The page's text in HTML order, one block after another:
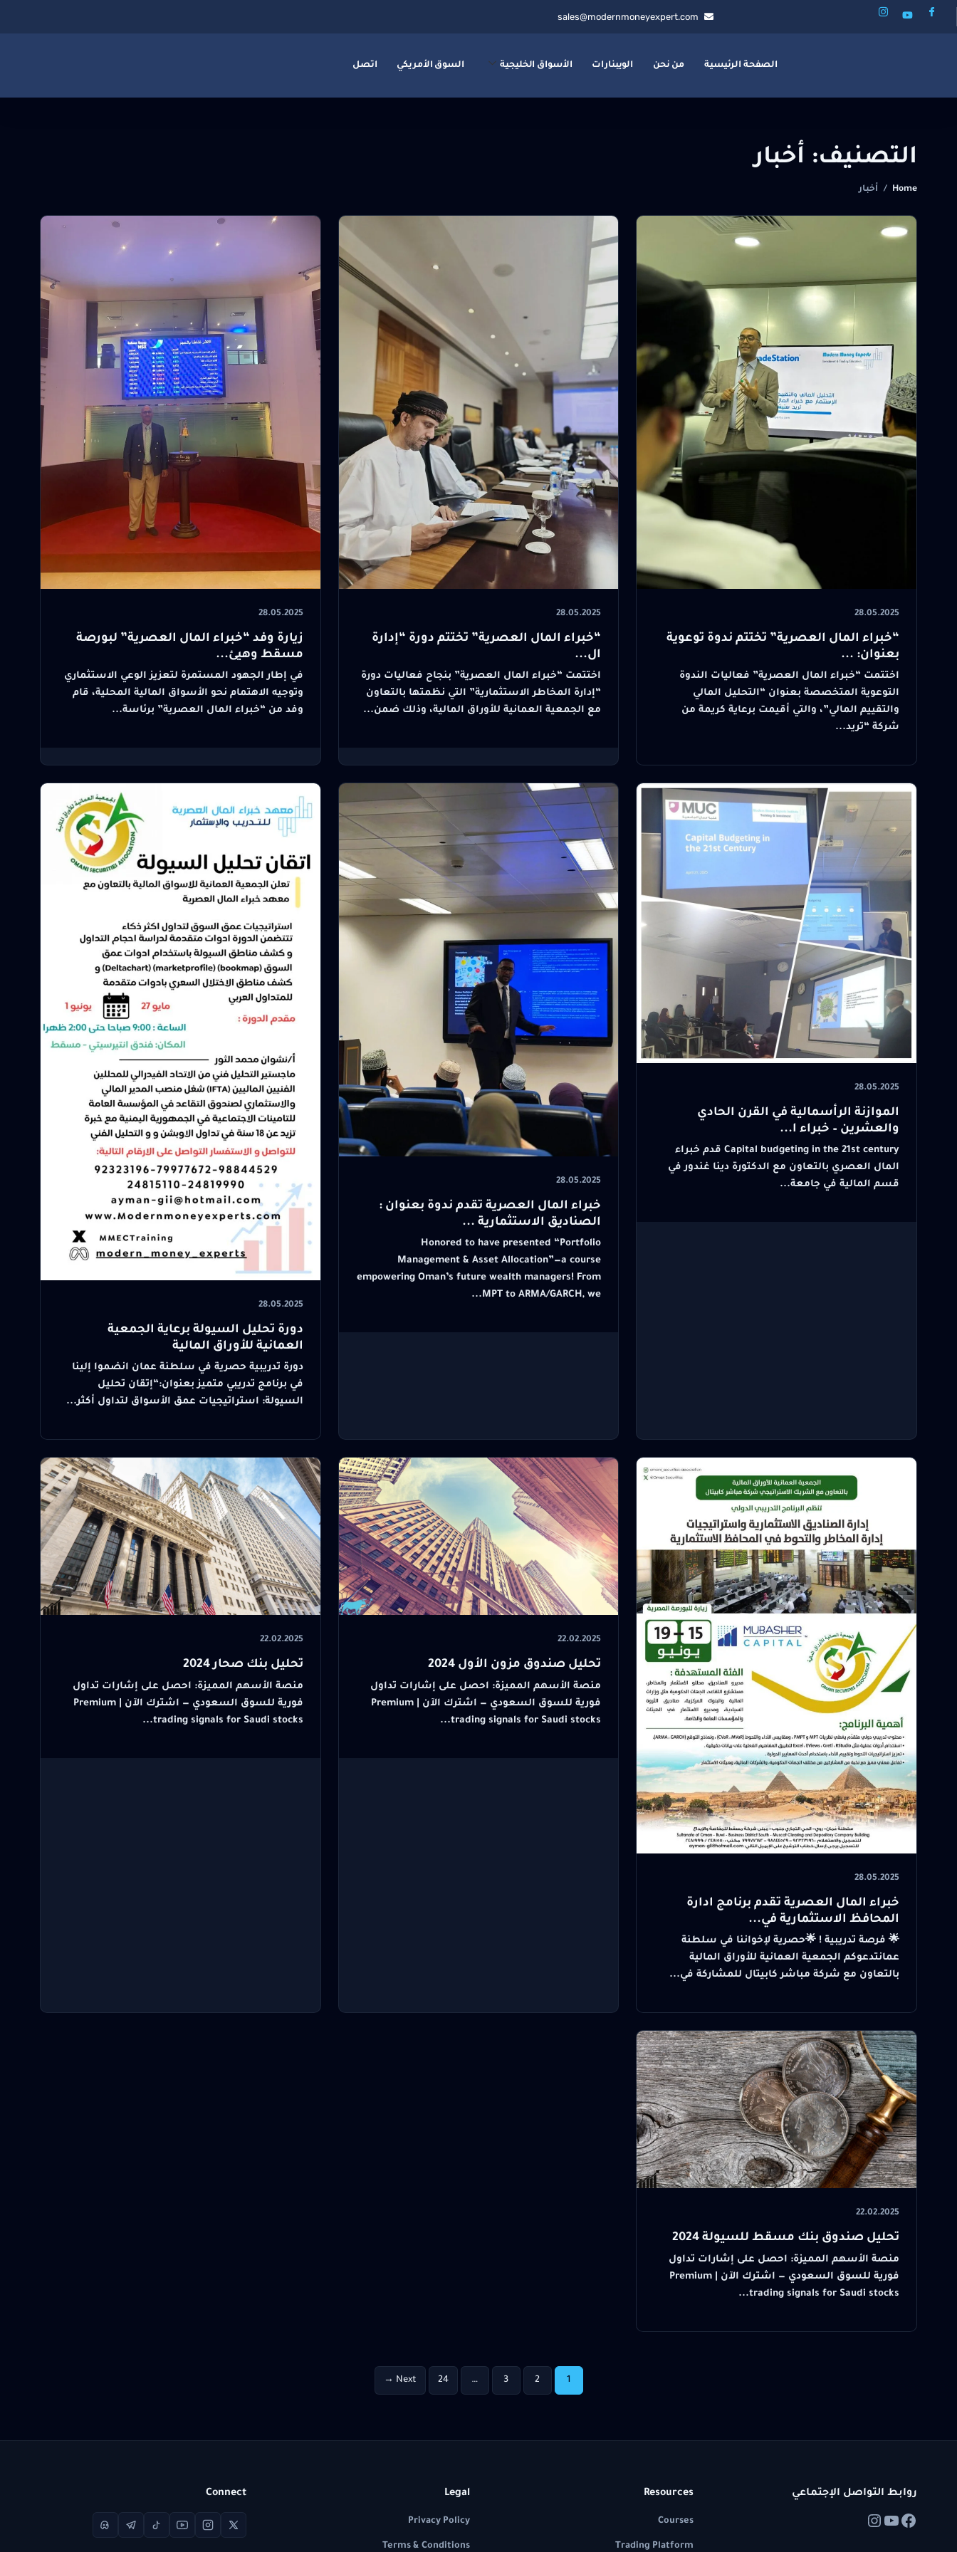
sales@modernmoneyexpert.com
الصفحة الرئيسية من نحن الويبنارات الأسواق الخليجية السوق الأمريكي اتصل
التصنيف: أخبار
Home
/ أخبار
28.05.2025
“خبراء المال العصرية” تختتم ندوة توعوية
بعنوان: ...
اختتمت “خبراء المال العصرية” فعاليات الندوة
التوعوية المتخصصة بعنوان “التحليل المالي
والتقييم المالي”، والتي أقيمت برعاية كريمة من
شركة “تريد...
28.05.2025
“خبراء المال العصرية” تختتم دورة “إدارة
ال...
اختتمت “خبراء المال العصرية” بنجاح فعاليات دورة
“إدارة المخاطر الاستثمارية” التي نظمتها بالتعاون
مع الجمعية العمانية للأوراق المالية، وذلك ضمن...
28.05.2025
زيارة وفد “خبراء المال العصرية” لبورصة
مسقط وهيئ...
في إطار الجهود المستمرة لتعزيز الوعي الاستثماري
وتوجيه الاهتمام نحو الأسواق المالية المحلية، قام
وفد من “خبراء المال العصرية” برئاسة...
28.05.2025
الموازنة الرأسمالية في القرن الحادي
والعشرين – خبراء ا...
Capital budgeting in the 21st century قدم خبراء
المال العصري بالتعاون مع الدكتورة دينا غندور في
قسم المالية في جامعة...
28.05.2025
خبراء المال العصرية تقدم ندوة بعنوان :
الصناديق الاستثمارية ...
Honored to have presented “Portfolio
Management & Asset Allocation”—a course
empowering Oman’s future wealth managers! From
MPT to ARMA/GARCH, we...
28.05.2025
دورة تحليل السيولة برعاية الجمعية
العمانية للأوراق المالية
دورة تدريبية حصرية في سلطنة عمان انضموا إلينا
في برنامج تدريبي متميز بعنوان:“إتقان تحليل
السيولة: استراتيجيات عمق الأسواق لتداول أكثر...
28.05.2025
خبراء المال العصرية تقدم برنامج ادارة
المحافظ الاستثمارية في...
🌟 فرصة تدريبية ! 🌟حصرية لإخواننا في سلطنة
عمانتدعوكم الجمعية العمانية للأوراق المالية
بالتعاون مع شركة مباشر كابيتال للمشاركة في...
22.02.2025
تحليل صندوق مزون الأول 2024
منصة الأسهم المميزة: احصل على إشارات تداول
فورية للسوق السعودي — اشترك الآن | Premium
trading signals for Saudi stocks...
22.02.2025
تحليل بنك صحار 2024
منصة الأسهم المميزة: احصل على إشارات تداول
فورية للسوق السعودي — اشترك الآن | Premium
trading signals for Saudi stocks...
22.02.2025
تحليل صندوق بنك مسقط للسيولة 2024
منصة الأسهم المميزة: احصل على إشارات تداول
فورية للسوق السعودي — اشترك الآن | Premium
trading signals for Saudi stocks...
1
2
3
…
24
Next →
روابط التواصل الإجتماعي Resources
Courses
Trading Platform
Legal
Privacy Policy
Terms & Conditions
Connect